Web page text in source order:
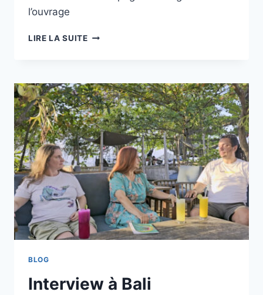
l’ouvrage
LIRE LA SUITECONTES
BLOG
Interview à Bali